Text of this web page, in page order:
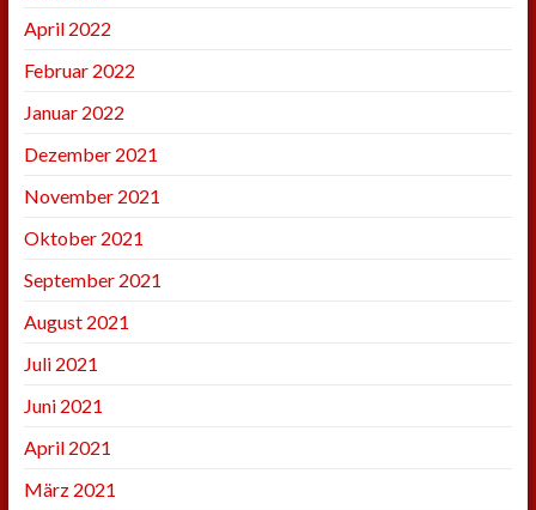
April 2022
Februar 2022
Januar 2022
Dezember 2021
November 2021
Oktober 2021
September 2021
August 2021
Juli 2021
Juni 2021
April 2021
März 2021